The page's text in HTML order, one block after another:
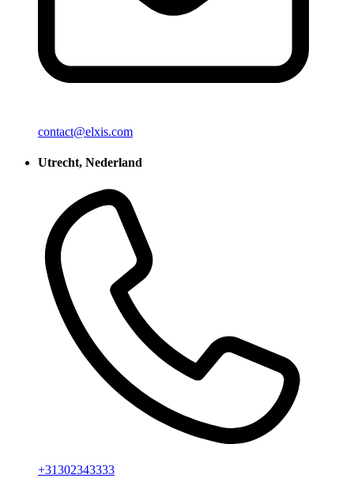
contact@elxis.com
Utrecht, Nederland
+31302343333